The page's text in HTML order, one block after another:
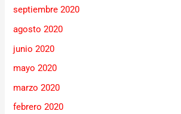
septiembre 2020
agosto 2020
junio 2020
mayo 2020
marzo 2020
febrero 2020